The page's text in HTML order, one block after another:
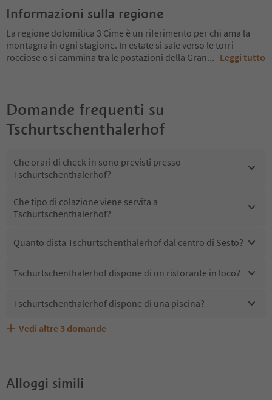
Informazioni sulla regione
La regione dolomitica 3 Cime è un riferimento per chi ama la
montagna in ogni stagione. In estate si sale verso le torri
rocciose o si cammina tra le postazioni della Gran... Leggi tutto
Domande frequenti su
Tschurtschenthalerhof
Che orari di check-in sono previsti presso
Tschurtschenthalerhof?
Che tipo di colazione viene servita a
Tschurtschenthalerhof?
Quanto dista Tschurtschenthalerhof dal centro di Sesto?
Tschurtschenthalerhof dispone di un ristorante in loco?
Tschurtschenthalerhof dispone di una piscina?
Tschurtschenthalerhof accetta animali domestici?
Quali servizi/attività sono disponibili presso
Gli ospiti di Tschurtschenthalerhof ricevono l'Alto Adige
Vedi altre 3 domande
Alloggi simili